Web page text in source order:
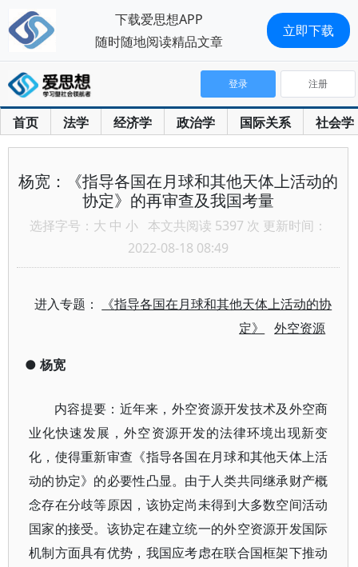
首页 法学 经济学 政治学 国际关系 社会学
登录 注册
杨宽：《指导各国在月球和其他天体上活动的
协定》的再审查及我国考量
选择字号： 大 中 小 本文共阅读 5397 次 更新时间：
2022-08-18 08:49
进入专题：
《指导各国在月球和其他天体上活动的协
定》
外空资源
● 杨宽
内容提要：近年来，外空资源开发技术及外空商
业化快速发展，外空资源开发的法律环境出现新变
化，使得重新审查《指导各国在月球和其他天体上活
动的协定》的必要性凸显。由于人类共同继承财产概
念存在分歧等原因，该协定尚未得到大多数空间活动
国家的接受。该协定在建立统一的外空资源开发国际
机制方面具有优势，我国应考虑在联合国框架下推动
下载爱思想APP
随时随地阅读精品文章
立即下载